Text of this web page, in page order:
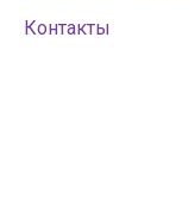
Контакты